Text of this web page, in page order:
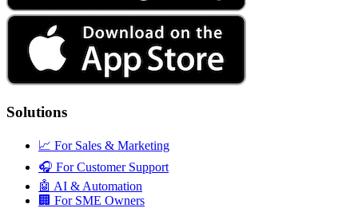
Solutions
📈 For Sales & Marketing
🎧 For Customer Support
🤖 AI & Automation
🏢 For SME Owners